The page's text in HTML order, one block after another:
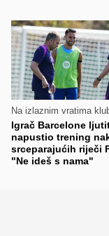
Na izlaznim vratima
Igrač Barcelone
napustio trening
srceparajućih riječi
"Ne ideš s nama"